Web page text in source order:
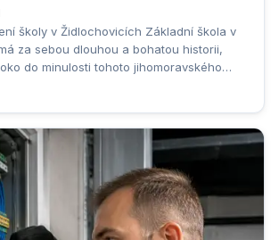
školy v Židlochovicích Základní škola v
za sebou dlouhou a bohatou historii,
do minulosti tohoto jihomoravského
dětí v Židlochovicích probíhalo již v